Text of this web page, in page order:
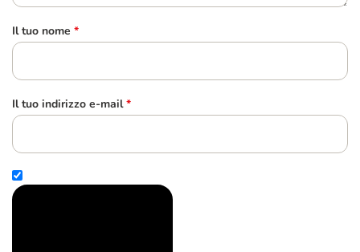
Il tuo nome *
Il tuo indirizzo e-mail *